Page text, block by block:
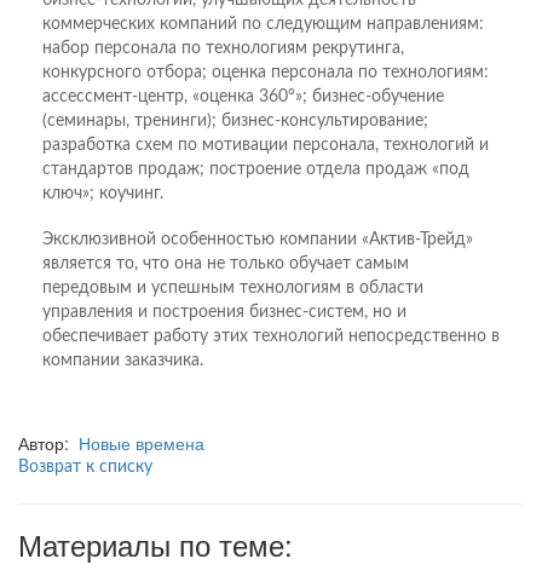
коммерческих компаний по следующим направлениям:
набор персонала по технологиям рекрутинга,
конкурсного отбора; оценка персонала по технологиям:
ассессмент-центр, «оценка 360°»; бизнес-обучение
(семинары, тренинги); бизнес-консультирование;
разработка схем по мотивации персонала, технологий и
стандартов продаж; построение отдела продаж «под
ключ»; коучинг.
Эксклюзивной особенностью компании «Актив-Трейд»
является то, что она не только обучает самым
передовым и успешным технологиям в области
управления и построения бизнес-систем, но и
обеспечивает работу этих технологий непосредственно в
компании заказчика.
Автор: Новые времена
Возврат к списку
Материалы по теме: